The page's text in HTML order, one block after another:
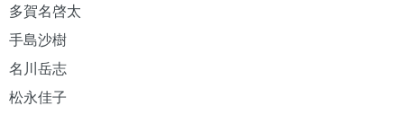
多賀名啓太
手島沙樹
名川岳志
松永佳子